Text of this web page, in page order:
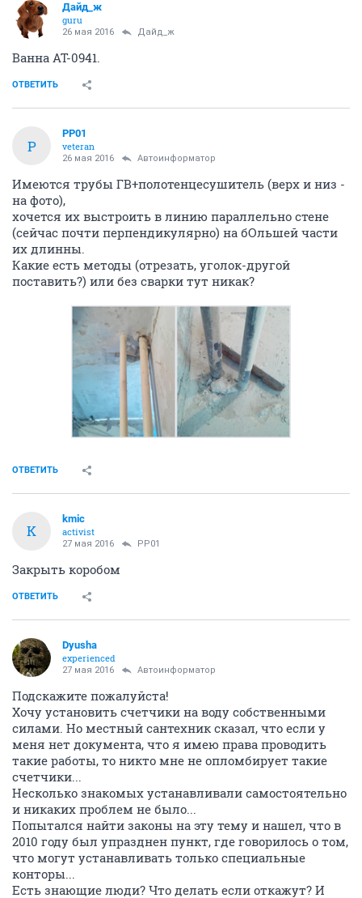
Дайд_ж
guru
26 мая 2016 Дайд_ж
Ванна AT-0941.
ОТВЕТИТЬ
P
PP01
veteran
26 мая 2016 Автоинформатор
Имеются трубы ГВ+полотенцесушитель (верх и низ -
на фото),
хочется их выстроить в линию параллельно стене
(сейчас почти перпендикулярно) на бОльшей части
их длинны.
Какие есть методы (отрезать, уголок-другой
поставить?) или без сварки тут никак?
ОТВЕТИТЬ
K
kmic
activist
27 мая 2016 PP01
Закрыть коробом
ОТВЕТИТЬ
Dyusha
experienced
27 мая 2016 Автоинформатор
Подскажите пожалуйста!
Хочу установить счетчики на воду собственными
силами. Но местный сантехник сказал, что если у
меня нет документа, что я имею права проводить
такие работы, то никто мне не опломбирует такие
счетчики...
Несколько знакомых устанавливали самостоятельно
и никаких проблем не было...
Попытался найти законы на эту тему и нашел, что в
2010 году был упразднен пункт, где говорилось о том,
что могут устанавливать только специальные
конторы...
Есть знающие люди? Что делать если откажут? И